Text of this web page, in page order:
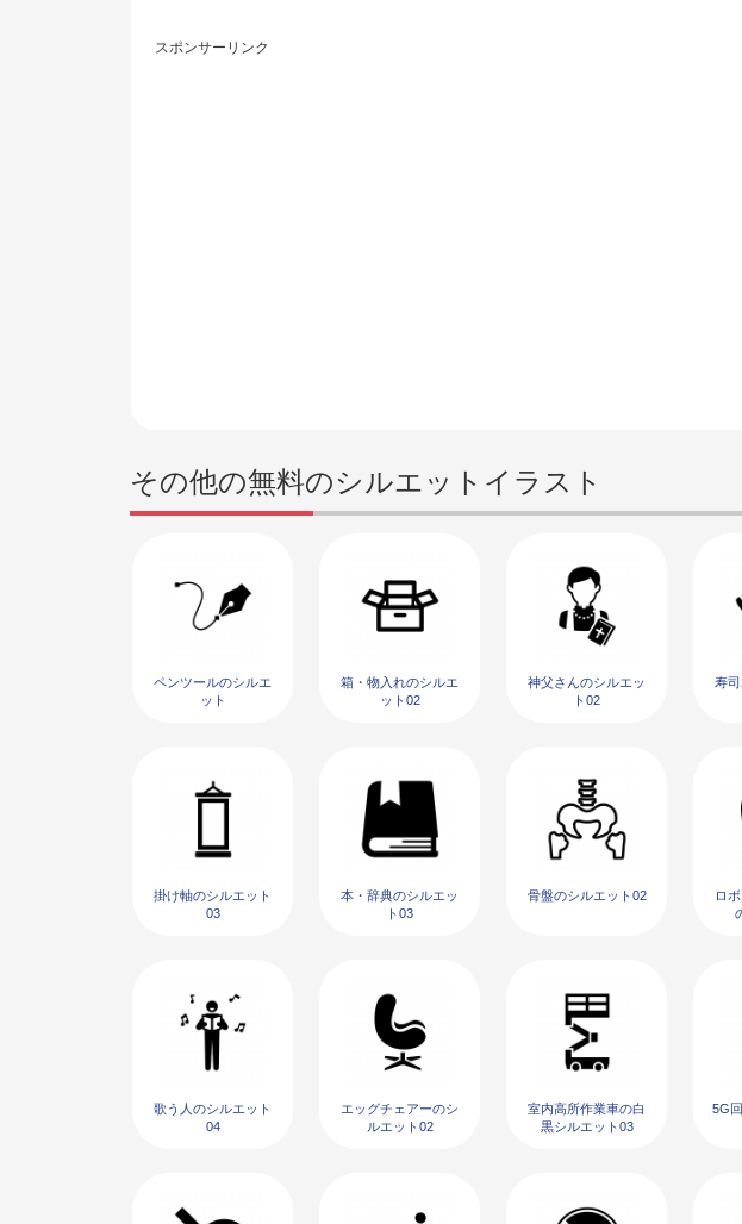
スポンサーリンク
その他の無料のシルエットイラスト
ペンツールのシルエ
ット
箱・物入れのシルエ
ット02
神父さんのシルエッ
ト02
寿
掛け軸のシルエット
03
本・辞典のシルエッ
ト03
骨盤のシルエット02
ロ
歌う人のシルエット
04
エッグチェアーのシ
ルエット02
室内高所作業車の白
黒シルエット03
5G